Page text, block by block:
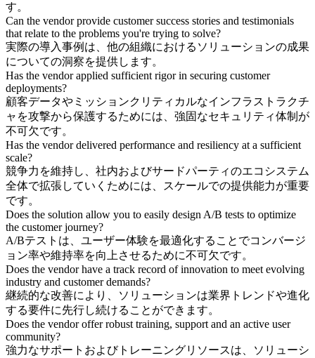
す。
Can the vendor provide customer success stories and testimonials
that relate to the problems you're trying to solve?
実際の導入事例は、他の組織におけるソリューションの成果
についての洞察を提供します。
Has the vendor applied sufficient rigor in securing customer
deployments?
顧客データやミッションクリティカルなインフラストラクチ
ャを攻撃から保護するためには、強固なセキュリティ体制が
不可欠です。
Has the vendor delivered performance and resiliency at a sufficient
scale?
競争力を維持し、社内およびサードパーティのエコシステム
全体で拡張していくためには、スケールでの提供能力が重要
です。
Does the solution allow you to easily design A/B tests to optimize
the customer journey?
A/Bテストは、ユーザー体験を最適化することでコンバージ
ョン率や維持率を向上させるために不可欠です。
Does the vendor have a track record of innovation to meet evolving
industry and customer demands?
継続的な改善により、ソリューションは業界トレンドや進化
する要件に先行し続けることができます。
Does the vendor offer robust training, support and an active user
community?
強力なサポートおよびトレーニングリソースは、ソリューシ